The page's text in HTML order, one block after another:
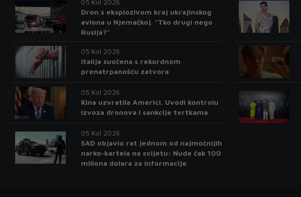
Dron s eksplozivom kraj ukrajinskog
aviona u Njemačkoj. "Tko drugi nego
Rusija?"
05 Kol 2026
Italija suočena s rekordnom
prenatrpanošću zatvora
05 Kol 2026
Kina uzvratila Americi. Uvodi kontrolu
izvoza dronova i sankcije tvrtkama
05 Kol 2026
SAD objavio rat jednom od najmoćnijih
narko-kartela na svijetu: Nude čak 100
miliona dolara za informacije